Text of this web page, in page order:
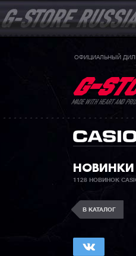
ОФИЦИАЛЬНЫЙ
MADE WITH HEART AND
НОВИНКИ
1128 НОВИНОК
В КАТАЛОГ